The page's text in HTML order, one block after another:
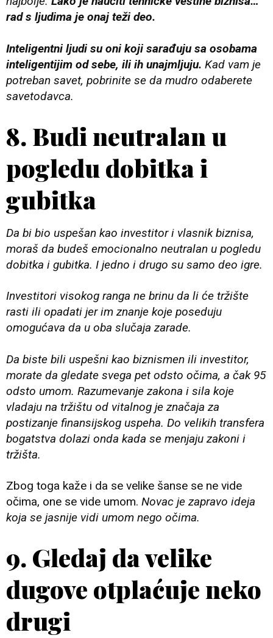
rad s ljudima je onaj teži deo.
Inteligentni ljudi su oni koji sarađuju sa osobama
inteligentijim od sebe, ili ih unajmljuju. Kad vam je
potreban savet, pobrinite se da mudro odaberete
savetodavca.
8. Budi neutralan u
pogledu dobitka i
gubitka
Da bi bio uspešan kao investitor i vlasnik biznisa,
moraš da budeš emocionalno neutralan u pogledu
dobitka i gubitka. I jedno i drugo su samo deo igre.
Investitori visokog ranga ne brinu da li će tržište
rasti ili opadati jer im znanje koje poseduju
omogućava da u oba slučaja zarade.
Da biste bili uspešni kao biznismen ili investitor,
morate da gledate svega pet odsto očima, a čak 95
odsto umom. Razumevanje zakona i sila koje
vladaju na tržištu od vitalnog je značaja za
postizanje finansijskog uspeha. Do velikih transfera
bogatstva dolazi onda kada se menjaju zakoni i
tržišta.
Zbog toga kaže i da se velike šanse se ne vide
očima, one se vide umom. Novac je zapravo ideja
koja se jasnije vidi umom nego očima.
9. Gledaj da velike
dugove otplaćuje neko
drugi